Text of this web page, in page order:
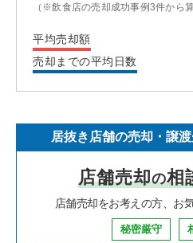
（※飲食店の売却成功事例3件から算
平均売却額
売却までの平均日数
居抜き店舗の売却・譲
店舗売却の相
店舗売却をお考えの方、お
秘密厳守